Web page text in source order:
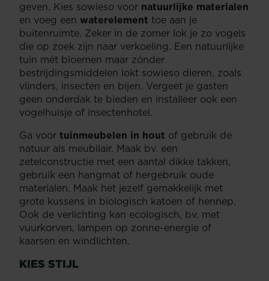
geven. Kies sowieso voor natuurlijke materialen
en voeg een waterelement toe aan je
buitenruimte. Zeker in de zomer lok je zo vogels
die op zoek zijn naar verkoeling. Een natuurlijke
tuin mét bloemen maar zónder
bestrijdingsmiddelen lokt sowieso dieren, zoals
vlinders, insecten en bijen. Vergeet je gasten
geen onderdak te bieden en installeer ook een
vogelhuisje of insectenhotel.
Ga voor tuinmeubelen in hout of gebruik de
natuur als meubilair. Maak bv. een
zetelconstructie met een aantal dikke takken,
gebruik een hangmat of hergebruik oude
materialen. Maak het jezelf gemakkelijk met
grote kussens in biologisch katoen of hennep.
Ook de verlichting kan ecologisch, bv. met
vuurkorven, lampen op zonne-energie of
kaarsen en windlichten.
KIES STIJL